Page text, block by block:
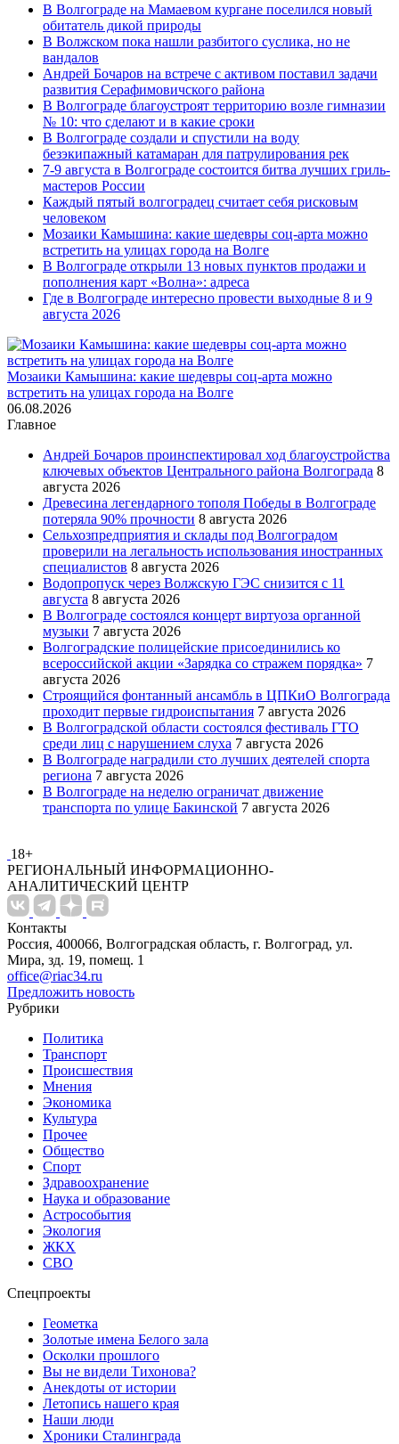
В Волгограде на Мамаевом кургане поселился новый
обитатель дикой природы
В Волжском пока нашли разбитого суслика, но не
вандалов
Андрей Бочаров на встрече с активом поставил задачи
развития Серафимовичского района
В Волгограде благоустроят территорию возле гимназии
№ 10: что сделают и в какие сроки
В Волгограде создали и спустили на воду
безэкипажный катамаран для патрулирования рек
7-9 августа в Волгограде состоится битва лучших гриль-
мастеров России
Каждый пятый волгоградец считает себя рисковым
человеком
Мозаики Камышина: какие шедевры соц-арта можно
встретить на улицах города на Волге
В Волгограде открыли 13 новых пунктов продажи и
пополнения карт «Волна»: адреса
Где в Волгограде интересно провести выходные 8 и 9
августа 2026
Мозаики Камышина: какие шедевры соц-арта можно
встретить на улицах города на Волге
06.08.2026
Главное
Андрей Бочаров проинспектировал ход благоустройства
ключевых объектов Центрального района Волгограда 8
августа 2026
Древесина легендарного тополя Победы в Волгограде
потеряла 90% прочности 8 августа 2026
Сельхозпредприятия и склады под Волгоградом
проверили на легальность использования иностранных
специалистов 8 августа 2026
Водопропуск через Волжскую ГЭС снизится с 11
августа 8 августа 2026
В Волгограде состоялся концерт виртуоза органной
музыки 7 августа 2026
Волгоградские полицейские присоединились ко
всероссийской акции «Зарядка со стражем порядка» 7
августа 2026
Строящийся фонтанный ансамбль в ЦПКиО Волгограда
проходит первые гидроиспытания 7 августа 2026
В Волгоградской области состоялся фестиваль ГТО
среди лиц с нарушением слуха 7 августа 2026
В Волгограде наградили сто лучших деятелей спорта
региона 7 августа 2026
В Волгограде на неделю ограничат движение
транспорта по улице Бакинской 7 августа 2026
18+
РЕГИОНАЛЬНЫЙ ИНФОРМАЦИОННО-
АНАЛИТИЧЕСКИЙ ЦЕНТР
Контакты
Россия, 400066, Волгоградская область, г. Волгоград, ул.
Мира, зд. 19, помещ. 1
office@riac34.ru
Предложить новость
Рубрики
Политика
Транспорт
Происшествия
Мнения
Экономика
Культура
Прочее
Общество
Спорт
Здравоохранение
Наука и образование
Астрособытия
Экология
ЖКХ
СВО
Спецпроекты
Геометка
Золотые имена Белого зала
Осколки прошлого
Вы не видели Тихонова?
Анекдоты от истории
Летопись нашего края
Наши люди
Хроники Сталинграда